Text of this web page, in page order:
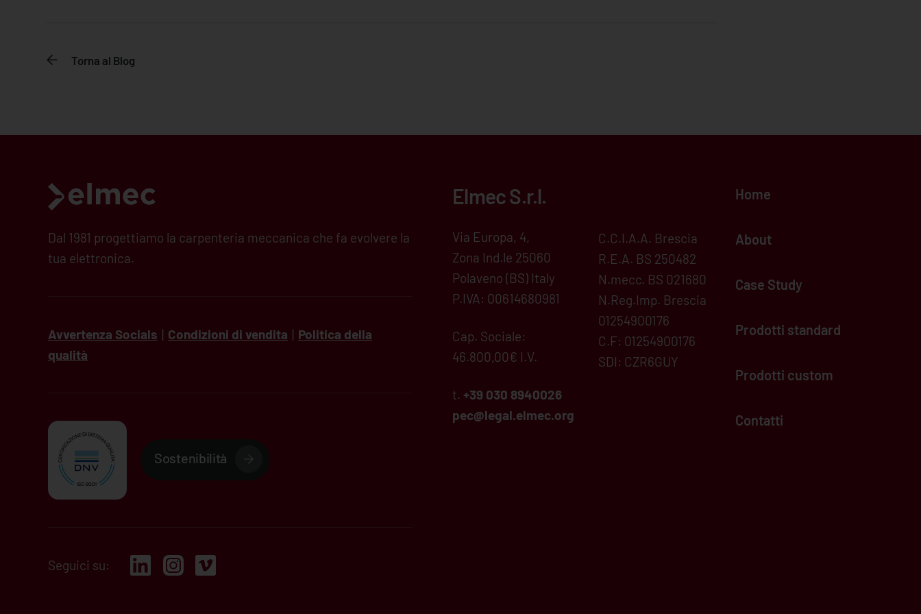
Torna al Blog
Dal 1981 progettiamo la carpenteria meccanica che fa evolvere la
tua elettronica.
Avvertenza Socials | Condizioni di vendita | Politica della
qualità
Sostenibilità
Seguici su:
Elmec S.r.l.
Via Europa, 4,
Zona Ind.le 25060
Polaveno (BS) Italy
P.IVA: 00614680981
Cap. Sociale:
46.800,00€ I.V.
t. +39 030 8940026
pec@legal.elmec.org
C.C.I.A.A. Brescia
R.E.A. BS 250482
N.mecc. BS 021680
N.Reg.Imp. Brescia
01254900176
C.F: 01254900176
SDI: CZR6GUY
Home
About
Case Study
Prodotti standard
Prodotti custom
Contatti